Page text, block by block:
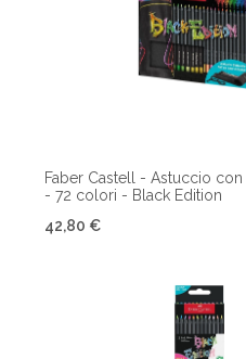
Faber Castell - Astuccio
- 72 colori - Black Edition
42,80 €